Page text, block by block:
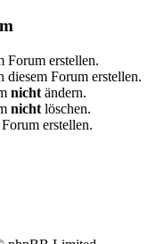
Forum erstellen.
Forum erstellen.
nicht ändern.
nicht löschen.
erstellen.